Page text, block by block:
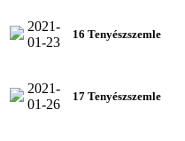
2021-
01-23
16 Tenyészszemle
2021-
01-26
17 Tenyészszemle